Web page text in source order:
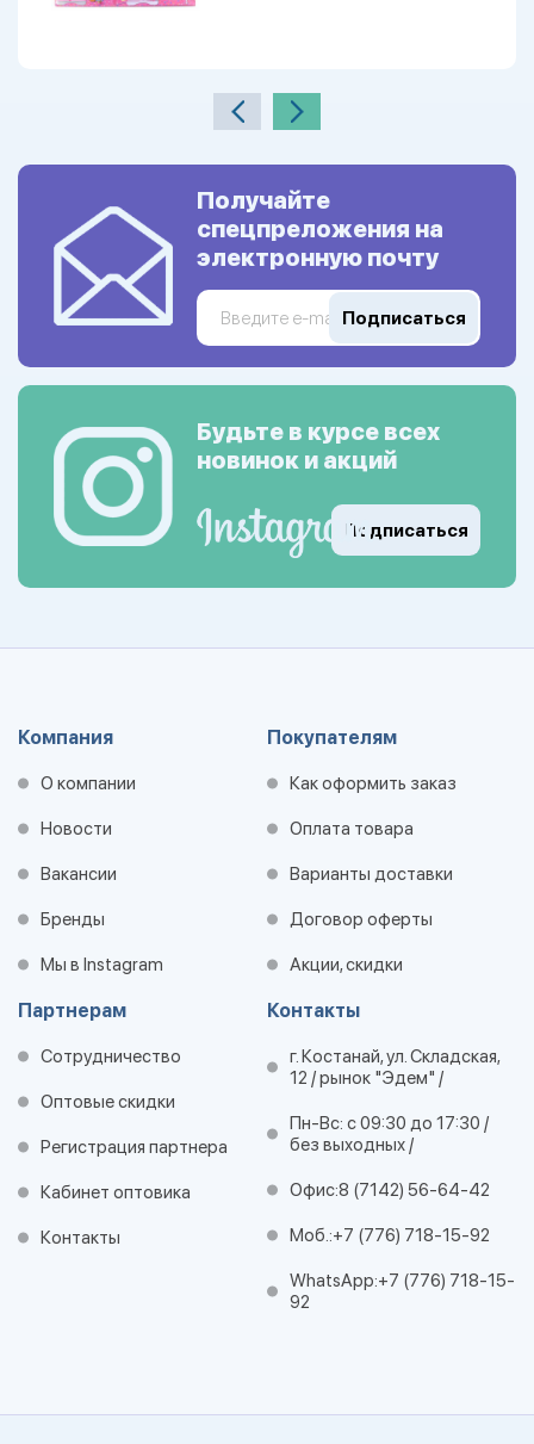
Получайте
спецпреложения на
электронную почту
Подписаться
Будьте в курсе всех
новинок и акций
Подписаться
Компания
О компании
Новости
Вакансии
Бренды
Мы в Instagram
Покупателям
Как оформить заказ
Оплата товара
Варианты доставки
Договор оферты
Акции, скидки
Партнерам
Сотрудничество
Оптовые скидки
Регистрация партнера
Кабинет оптовика
Контакты
Контакты
г. Костанай, ул. Складская,
12 / рынок "Эдем" /
Пн-Вс: с 09:30 до 17:30 /
без выходных /
Офис:8 (7142) 56-64-42
Моб.:+7 (776) 718-15-92
WhatsApp:+7 (776) 718-15-
92